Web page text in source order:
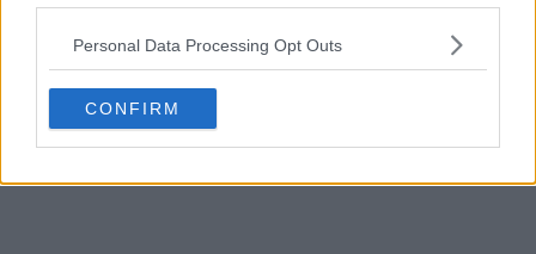
Personal Data Processing Opt Outs
CONFIRM